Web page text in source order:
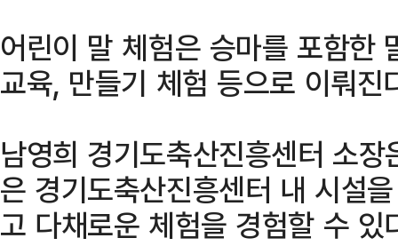
어린이 말 체험은 승마를 포함한
교육, 만들기 체험 등으로 이뤄진
남영희 경기도축산진흥센터 소
은 경기도축산진흥센터 내 시설
고 다채로운 체험을 경험할 수 있